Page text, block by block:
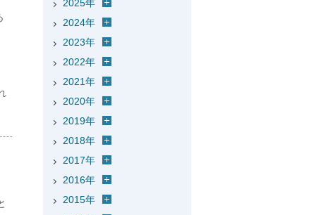
2025年
2024年
2023年
2022年
2021年
2020年
2019年
2018年
2017年
2016年
2015年